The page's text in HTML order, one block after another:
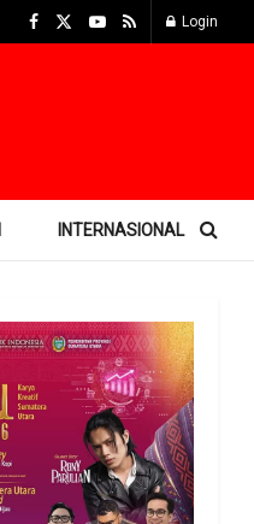
Login
INTERNASIONAL